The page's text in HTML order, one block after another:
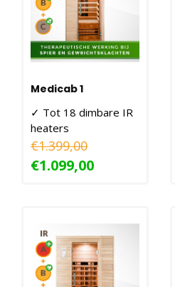
Medicab 1
✓ Tot 18 dimbare IR
heaters
✓ 90x90x190CM -
1400W
€1.399,00
€1.099,00